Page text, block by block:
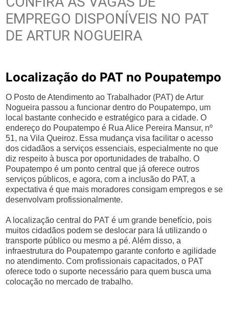
EMPREGO DISPONÍVEIS NO PAT
DE ARTUR NOGUEIRA
Localização do PAT no Poupatempo
O Posto de Atendimento ao Trabalhador (PAT) de Artur
Nogueira passou a funcionar dentro do Poupatempo, um
local bastante conhecido e estratégico para a cidade. O
endereço do Poupatempo é Rua Alice Pereira Mansur, nº
51, na Vila Queiroz. Essa mudança visa facilitar o acesso
dos cidadãos a serviços essenciais, especialmente no que
diz respeito à busca por oportunidades de trabalho. O
Poupatempo é um ponto central que já oferece outros
serviços públicos, e agora, com a inclusão do PAT, a
expectativa é que mais moradores consigam empregos e se
desenvolvam profissionalmente.
A localização central do PAT é um grande benefício, pois
muitos cidadãos podem se deslocar para lá utilizando o
transporte público ou mesmo a pé. Além disso, a
infraestrutura do Poupatempo garante conforto e agilidade
no atendimento. Com profissionais capacitados, o PAT
oferece todo o suporte necessário para quem busca uma
colocação no mercado de trabalho.